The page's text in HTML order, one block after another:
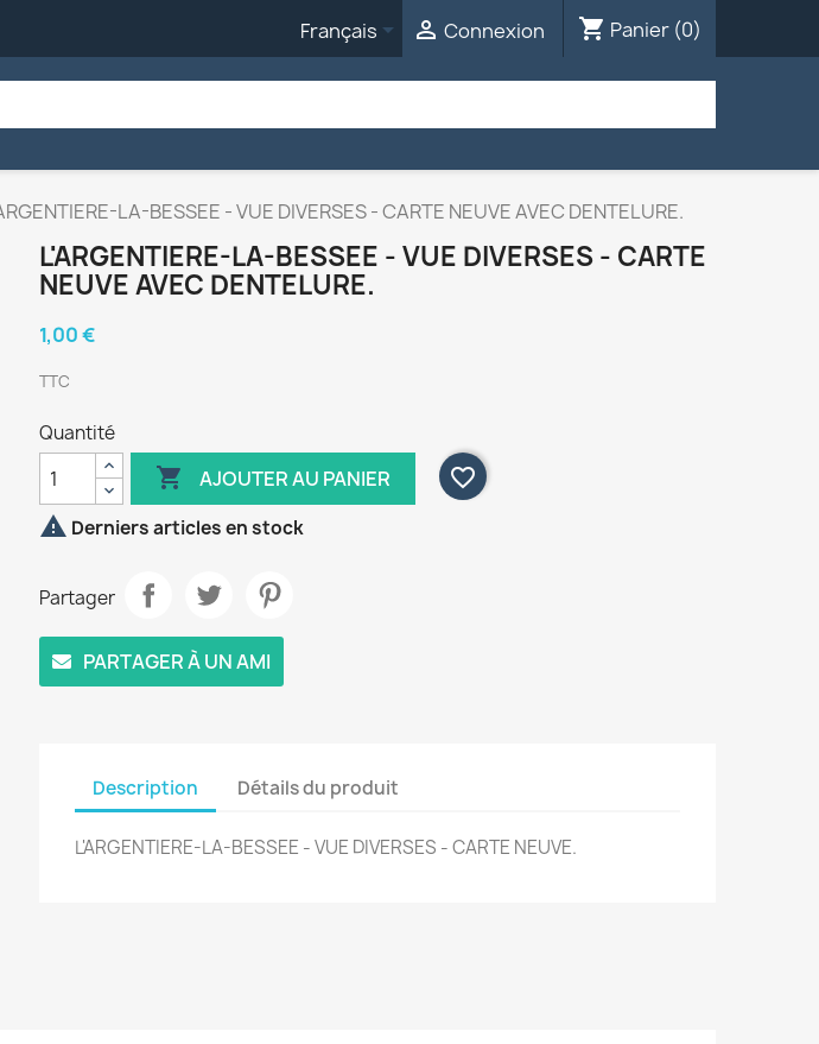
Français  Connexion shopping_cart Panier (0)
LA-BESSEE - VUE DIVERSES - CARTE NEUVE AVEC DENTELURE.
L'ARGENTIERE-LA-BESSEE - VUE DIVERSES - CARTE
NEUVE AVEC DENTELURE.
1,00 €
TTC
Quantité
 AJOUTER AU PANIER
favorite_border
 Derniers articles en stock
Partager
PARTAGER À UN AMI
Description Détails du produit
L'ARGENTIERE-LA-BESSEE - VUE DIVERSES - CARTE NEUVE.